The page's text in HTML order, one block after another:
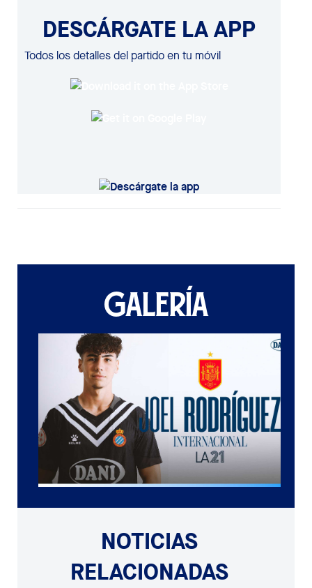
DESCÁRGATE LA APP
Todos los detalles del partido en tu móvil
GALERÍA
NOTICIAS
RELACIONADAS